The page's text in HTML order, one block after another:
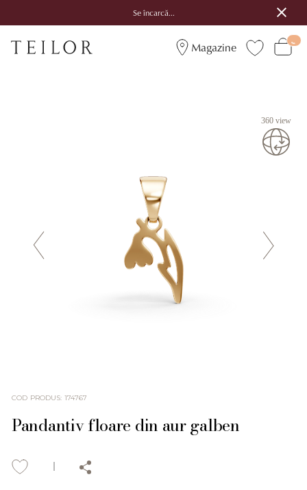
Se încarcă...
Magazine
360 view
COD PRODUS: 174767
Pandantiv floare din aur galben